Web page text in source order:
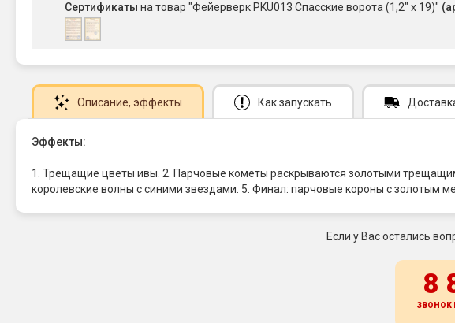
Сертификаты на товар "Фейерверк PKU013 Спасские ворота (1,2" х 19)"
Описание, эффекты Как запускать
Эффекты:
1. Трещащие цветы ивы. 2. Парчовые кометы раскрываются золотыми
королевские волны с синими звездами. 5. Финал: парчовые короны с золотым
Если у Вас остались
8
ЗВОНОК